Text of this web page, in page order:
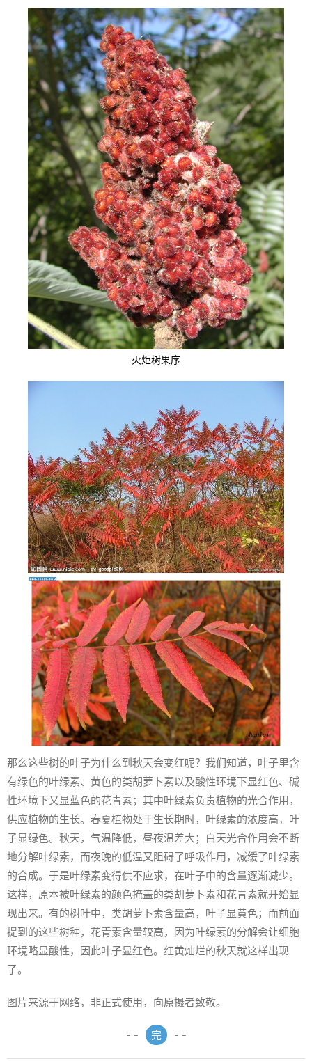
火炬树果序
那么这些树的叶子为什么到秋天会变红呢？我们知道，叶子里含
有绿色的叶绿素、黄色的类胡萝卜素以及酸性环境下显红色、碱
性环境下又显蓝色的花青素；其中叶绿素负责植物的光合作用，
供应植物的生长。春夏植物处于生长期时，叶绿素的浓度高，叶
子显绿色。秋天，气温降低，昼夜温差大；白天光合作用会不断
地分解叶绿素，而夜晚的低温又阻碍了呼吸作用，减缓了叶绿素
的合成。于是叶绿素变得供不应求，在叶子中的含量逐渐减少。
这样，原本被叶绿素的颜色掩盖的类胡萝卜素和花青素就开始显
现出来。有的树叶中，类胡萝卜素含量高，叶子显黄色；而前面
提到的这些树种，花青素含量较高，因为叶绿素的分解会让细胞
环境略显酸性，因此叶子显红色。红黄灿烂的秋天就这样出现
了。
图片来源于网络，非正式使用，向原摄者致敬。
- - 完 - -